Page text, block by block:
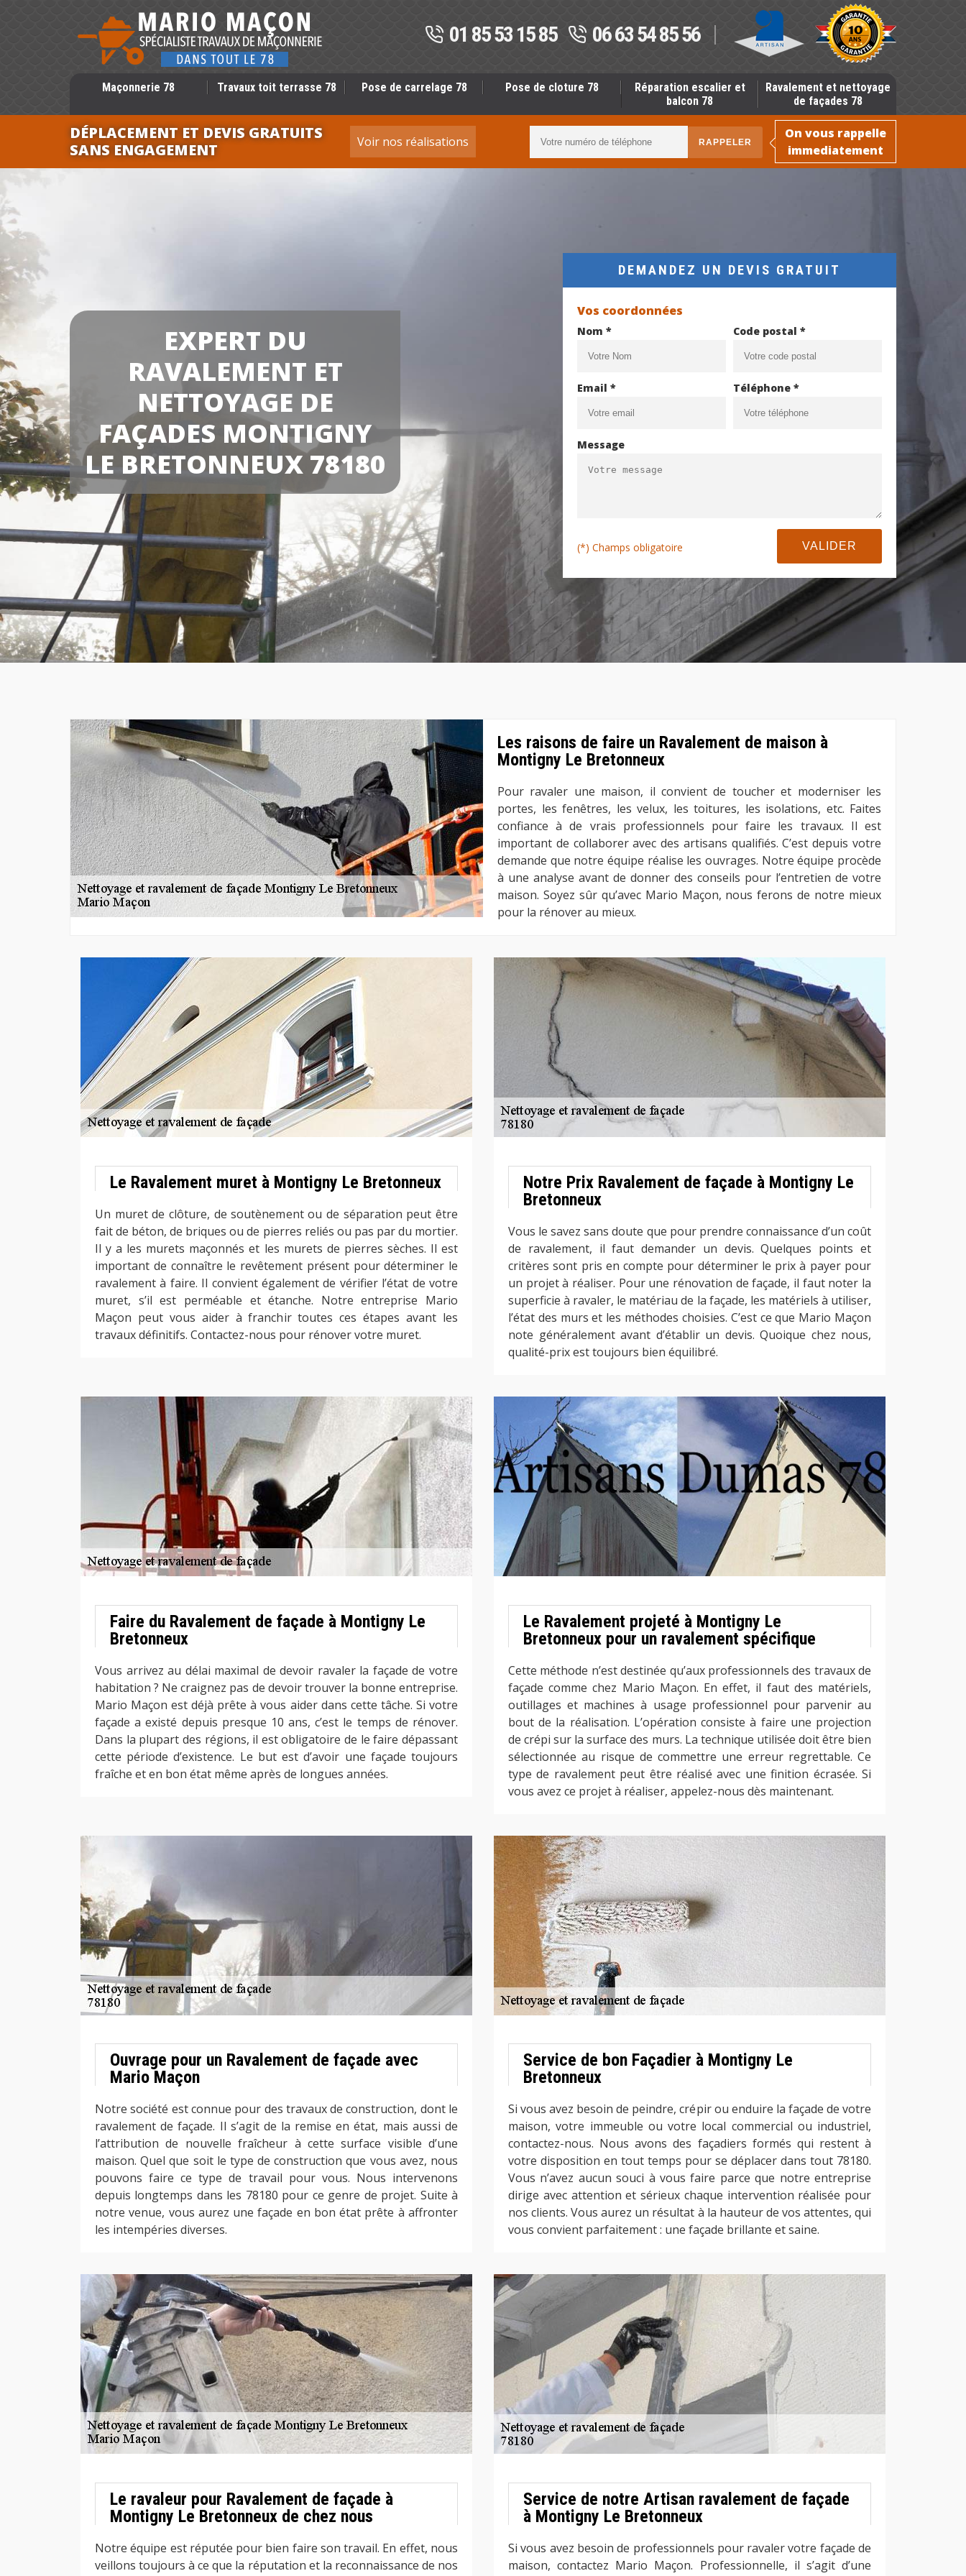
01 85 53 15 85 06 63 54 85 56
Maçonnerie 78 Travaux toit terrasse 78 Pose de carrelage 78 Pose de cloture 78
Réparation escalier et
balcon 78
Ravalement et nettoyage
de façades 78
DÉPLACEMENT ET DEVIS GRATUITS
SANS ENGAGEMENT
Voir nos réalisations
On vous rappelle
immediatement
EXPERT DU
RAVALEMENT ET
NETTOYAGE DE
FAÇADES MONTIGNY
LE BRETONNEUX 78180
DEMANDEZ UN DEVIS GRATUIT
Vos coordonnées
Nom * Code postal *
Email * Téléphone *
Message
(*) Champs obligatoire
Les raisons de faire un Ravalement de maison à
Montigny Le Bretonneux
Pour ravaler une maison, il convient de toucher et moderniser les
portes, les fenêtres, les velux, les toitures, les isolations, etc. Faites
confiance à de vrais professionnels pour faire les travaux. Il est
important de collaborer avec des artisans qualifiés. C’est depuis votre
demande que notre équipe réalise les ouvrages. Notre équipe procède
à une analyse avant de donner des conseils pour l’entretien de votre
maison. Soyez sûr qu’avec Mario Maçon, nous ferons de notre mieux
pour la rénover au mieux.
Le Ravalement muret à Montigny Le Bretonneux
Un muret de clôture, de soutènement ou de séparation peut être
fait de béton, de briques ou de pierres reliés ou pas par du mortier.
Il y a les murets maçonnés et les murets de pierres sèches. Il est
important de connaître le revêtement présent pour déterminer le
ravalement à faire. Il convient également de vérifier l’état de votre
muret, s’il est perméable et étanche. Notre entreprise Mario
Maçon peut vous aider à franchir toutes ces étapes avant les
travaux définitifs. Contactez-nous pour rénover votre muret.
Notre Prix Ravalement de façade à Montigny Le
Bretonneux
Vous le savez sans doute que pour prendre connaissance d’un coût
de ravalement, il faut demander un devis. Quelques points et
critères sont pris en compte pour déterminer le prix à payer pour
un projet à réaliser. Pour une rénovation de façade, il faut noter la
superficie à ravaler, le matériau de la façade, les matériels à utiliser,
l’état des murs et les méthodes choisies. C’est ce que Mario Maçon
note généralement avant d’établir un devis. Quoique chez nous,
qualité-prix est toujours bien équilibré.
Faire du Ravalement de façade à Montigny Le
Bretonneux
Vous arrivez au délai maximal de devoir ravaler la façade de votre
habitation ? Ne craignez pas de devoir trouver la bonne entreprise.
Mario Maçon est déjà prête à vous aider dans cette tâche. Si votre
façade a existé depuis presque 10 ans, c’est le temps de rénover.
Dans la plupart des régions, il est obligatoire de le faire dépassant
cette période d’existence. Le but est d’avoir une façade toujours
fraîche et en bon état même après de longues années.
Le Ravalement projeté à Montigny Le
Bretonneux pour un ravalement spécifique
Cette méthode n’est destinée qu’aux professionnels des travaux de
façade comme chez Mario Maçon. En effet, il faut des matériels,
outillages et machines à usage professionnel pour parvenir au
bout de la réalisation. L’opération consiste à faire une projection
de crépi sur la surface des murs. La technique utilisée doit être bien
sélectionnée au risque de commettre une erreur regrettable. Ce
type de ravalement peut être réalisé avec une finition écrasée. Si
vous avez ce projet à réaliser, appelez-nous dès maintenant.
Ouvrage pour un Ravalement de façade avec
Mario Maçon
Notre société est connue pour des travaux de construction, dont le
ravalement de façade. Il s’agit de la remise en état, mais aussi de
l’attribution de nouvelle fraîcheur à cette surface visible d’une
maison. Quel que soit le type de construction que vous avez, nous
pouvons faire ce type de travail pour vous. Nous intervenons
depuis longtemps dans les 78180 pour ce genre de projet. Suite à
notre venue, vous aurez une façade en bon état prête à affronter
les intempéries diverses.
Service de bon Façadier à Montigny Le
Bretonneux
Si vous avez besoin de peindre, crépir ou enduire la façade de votre
maison, votre immeuble ou votre local commercial ou industriel,
contactez-nous. Nous avons des façadiers formés qui restent à
votre disposition en tout temps pour se déplacer dans tout 78180.
Vous n’avez aucun souci à vous faire parce que notre entreprise
dirige avec attention et sérieux chaque intervention réalisée pour
nos clients. Vous aurez un résultat à la hauteur de vos attentes, qui
vous convient parfaitement : une façade brillante et saine.
Le ravaleur pour Ravalement de façade à
Montigny Le Bretonneux de chez nous
Notre équipe est réputée pour bien faire son travail. En effet, nous
veillons toujours à ce que la réputation et la reconnaissance de nos
Service de notre Artisan ravalement de façade
à Montigny Le Bretonneux
Si vous avez besoin de professionnels pour ravaler votre façade de
maison, contactez Mario Maçon. Professionnelle, il s’agit d’une